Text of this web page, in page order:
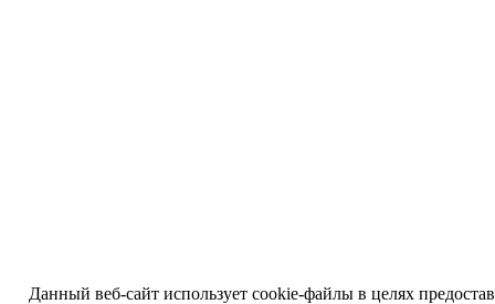
Данный веб-сайт использует cookie-файлы в целях